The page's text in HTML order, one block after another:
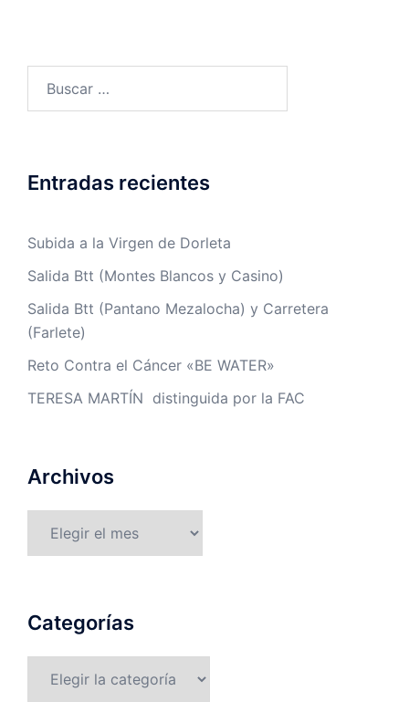
Entradas recientes
Subida a la Virgen de Dorleta
Salida Btt (Montes Blancos y Casino)
Salida Btt (Pantano Mezalocha) y Carretera
(Farlete)
Reto Contra el Cáncer «BE WATER»
TERESA MARTÍN distinguida por la FAC
Archivos
Categorías